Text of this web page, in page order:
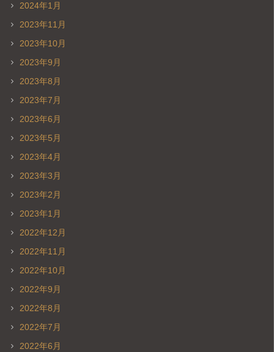
2024年1月
2023年11月
2023年10月
2023年9月
2023年8月
2023年7月
2023年6月
2023年5月
2023年4月
2023年3月
2023年2月
2023年1月
2022年12月
2022年11月
2022年10月
2022年9月
2022年8月
2022年7月
2022年6月